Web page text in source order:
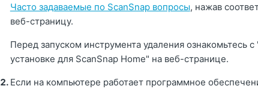
Часто задаваемые по ScanSnap вопросы, нажав
веб-страницу.
Перед запуском инструмента удаления ознакомьтесь
установке для ScanSnap Home" на веб-странице.
Если на компьютере работает программное